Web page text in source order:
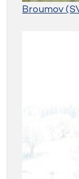
Broumov